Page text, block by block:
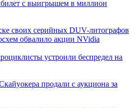
с выигрышем в миллион
своих серийных DUV-литографов
обвалило акции NVidia
устроили беспредел на
продали с аукциона за